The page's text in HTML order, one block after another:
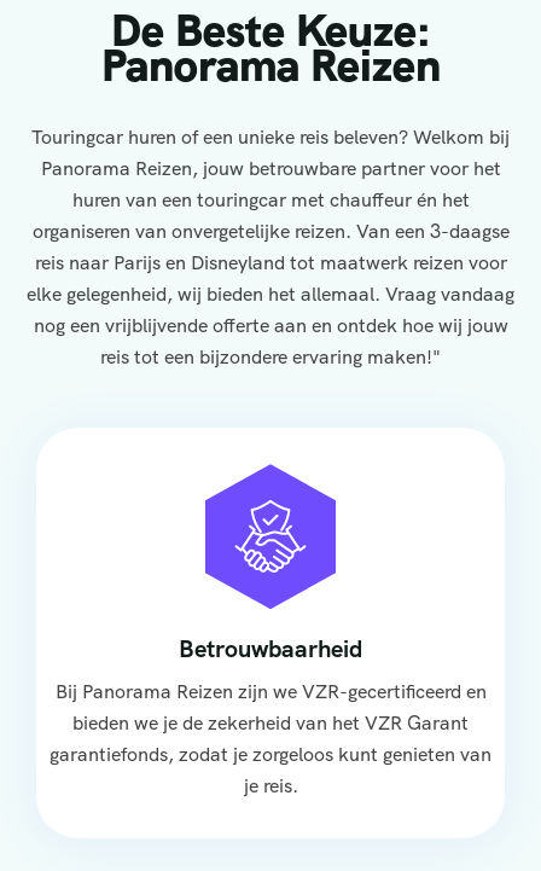
De Beste Keuze:
Panorama Reizen
Touringcar huren of een unieke reis beleven? Welkom bij
Panorama Reizen, jouw betrouwbare partner voor het
huren van een touringcar met chauffeur én het
organiseren van onvergetelijke reizen. Van een 3-daagse
reis naar Parijs en Disneyland tot maatwerk reizen voor
elke gelegenheid, wij bieden het allemaal. Vraag vandaag
nog een vrijblijvende offerte aan en ontdek hoe wij jouw
reis tot een bijzondere ervaring maken!"
Betrouwbaarheid
Bij Panorama Reizen zijn we VZR-gecertificeerd en
bieden we je de zekerheid van het VZR Garant
garantiefonds, zodat je zorgeloos kunt genieten van
je reis.